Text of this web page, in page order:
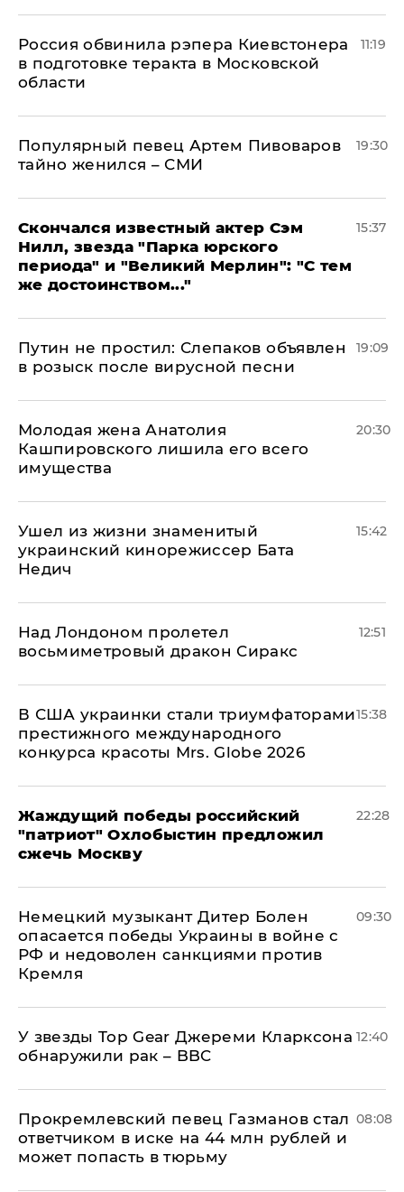
Россия обвинила рэпера Киевстонера
в подготовке теракта в Московской
области
11:19
Популярный певец Артем Пивоваров
тайно женился – СМИ
19:30
Скончался известный актер Сэм
Нилл, звезда "Парка юрского
периода" и "Великий Мерлин": "С тем
же достоинством..."
15:37
Путин не простил: Слепаков объявлен
в розыск после вирусной песни
19:09
Молодая жена Анатолия
Кашпировского лишила его всего
имущества
20:30
Ушел из жизни знаменитый
украинский кинорежиссер Бата
Недич
15:42
Над Лондоном пролетел
восьмиметровый дракон Сиракс
12:51
В США украинки стали триумфаторами
престижного международного
конкурса красоты Mrs. Globe 2026
15:38
Жаждущий победы российский
"патриот" Охлобыстин предложил
сжечь Москву
22:28
Немецкий музыкант Дитер Болен
опасается победы Украины в войне с
РФ и недоволен санкциями против
Кремля
09:30
У звезды Top Gear Джереми Кларксона
обнаружили рак – BBC
12:40
Прокремлевский певец Газманов стал
ответчиком в иске на 44 млн рублей и
может попасть в тюрьму
08:08